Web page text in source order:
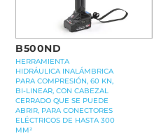
B500ND
HERRAMIENTA
HIDRÁULICA INALÁMBRICA
PARA COMPRESIÓN, 60 KN,
BI-LINEAR, CON CABEZAL
CERRADO QUE SE PUEDE
ABRIR, PARA CONECTORES
ELÉCTRICOS DE HASTA 300
MM²